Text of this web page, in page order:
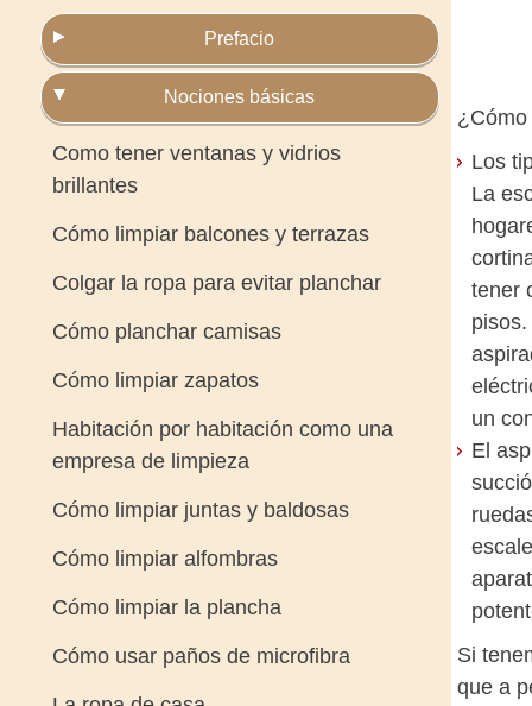
Prefacio
Nociones básicas
Como tener ventanas y vidrios
brillantes
Cómo limpiar balcones y terrazas
Colgar la ropa para evitar planchar
Cómo planchar camisas
Cómo limpiar zapatos
Habitación por habitación como una
empresa de limpieza
Cómo limpiar juntas y baldosas
Cómo limpiar alfombras
Cómo limpiar la plancha
Cómo usar paños de microfibra
Los
La
tener
un
El
Si
que a